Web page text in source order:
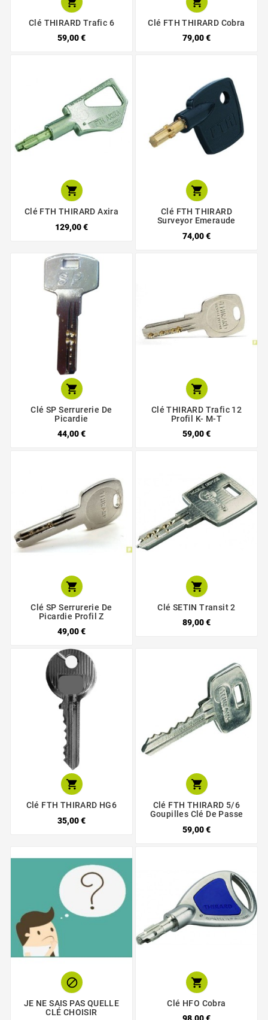
Clé THIRARD Trafic 6
59,00 €
Clé FTH THIRARD Cobra
79,00 €

Clé FTH THIRARD Axira
129,00 €

Clé FTH THIRARD
Surveyor Emeraude
74,00 €

Clé SP Serrurerie De
Picardie
44,00 €

Clé THIRARD Trafic 12
Profil K- M-T
59,00 €

Clé SP Serrurerie De
Picardie Profil Z
49,00 €

Clé SETIN Transit 2
89,00 €

Clé FTH THIRARD HG6
35,00 €

Clé FTH THIRARD 5/6
Goupilles Clé De Passe
59,00 €

JE NE SAIS PAS QUELLE
CLÉ CHOISIR

Clé HFO Cobra